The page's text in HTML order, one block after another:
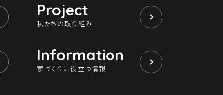
Project
私たちの取り組み
Information
家づくりに役立つ情報